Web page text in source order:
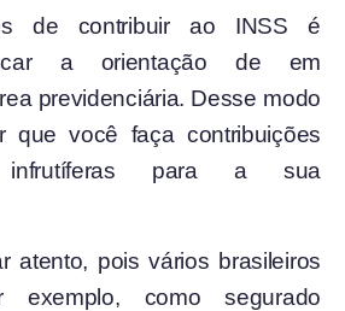
de contribuir ao INSS é
a orientação de em
previdenciária. Desse modo
que você faça contribuições
para a sua
atento, pois vários brasileiros
exemplo, como segurado